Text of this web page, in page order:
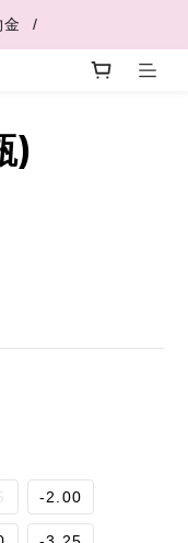
到  /
金  /
到  /
)
-2.00